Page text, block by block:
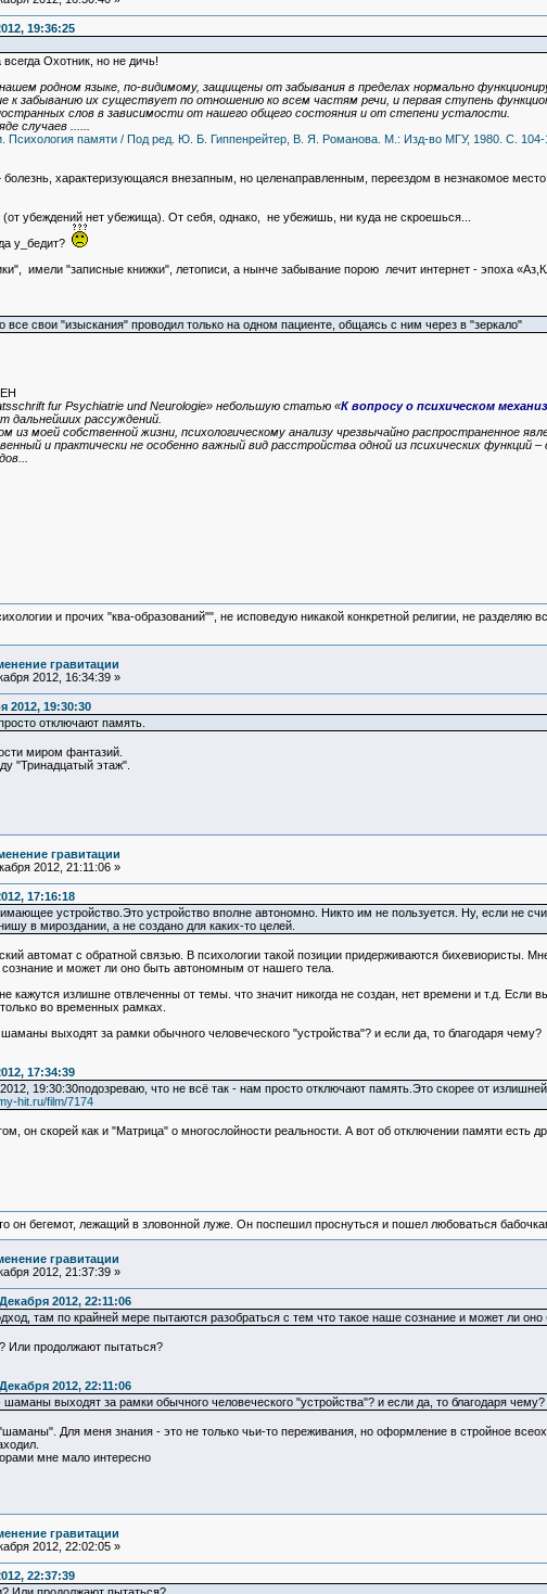
19:36:25
Охотник, но не дичь!
родном языке, по-видимому, защищены от забывания в пределах нормально
к забыванию их существует по отношению ко всем частям речи, и первая ступень
слов в зависимости от нашего общего состояния и от степени усталости.
случаев ......
Психология памяти / Под ред. Ю. Б. Гиппенрейтер, В. Я. Романова. М.: Изд-во МГУ, 1980. С. 104-
характеризующаяся внезапным, но целенаправленным, переездом в незнакомое
убеждений нет убежища). От себя, однако, не убежишь, ни куда не скроешься...
у_бедит?
имели "записные книжки", летописи, а нынче забывание порою лечит интернет - эпоха
свои "изыскания" проводил только на одном пациенте, общаясь с ним через в "зеркало"
fur Psychiatrie und Neurologie» небольшую статью «К вопросу о психическом
дальнейших рассуждений.
из моей собственной жизни, психологическому анализу чрезвычайно распространенное
и практически не особенно важный вид расстройства одной из психических функций
и прочих "ква-образований"", не исповедую никакой конкретной религии, не
гравитации
2012, 16:34:39 »
2012, 19:30:30
отключают память.
миром фантазий.
"Тринадцатый этаж".
гравитации
2012, 21:11:06 »
17:16:18
устройство.Это устройство вполне автономно. Никто им не пользуется. Ну, если не
в мироздании, а не создано для каких-то целей.
автомат с обратной связью. В психологии такой позиции придерживаются бихевиористы.
и может ли оно быть автономным от нашего тела.
кажутся излишне отвлеченны от темы. что значит никогда не создан, нет времени и т.д. Если
во временных рамках.
выходят за рамки обычного человеческого "устройства"? и если да, то благодаря чему?
17:34:39
2012, 19:30:30подозреваю, что не всё так - нам просто отключают память.Это скорее от
hit.ru/film/7174
он скорей как и "Матрица" о многослойности реальности. А вот об отключении памяти есть
он бегемот, лежащий в зловонной луже. Он поспешил проснуться и пошел любоваться
гравитации
2012, 21:37:39 »
2012, 22:11:06
там по крайней мере пытаются разобраться с тем что такое наше сознание и может ли
Или продолжают пытаться?
2012, 22:11:06
выходят за рамки обычного человеческого "устройства"? и если да, то благодаря чему?
Для меня знания - это не только чьи-то переживания, но оформление в стройное
мне мало интересно
гравитации
2012, 22:02:05 »
22:37:39